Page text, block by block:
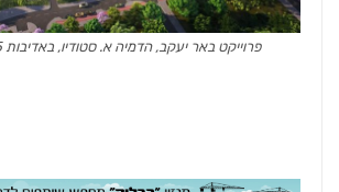
פרוייקט באר יעקב, הדמיה א. סטודיו, באדיבות V5 אדריכלים